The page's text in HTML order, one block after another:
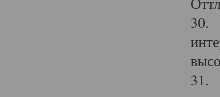
30.
31.